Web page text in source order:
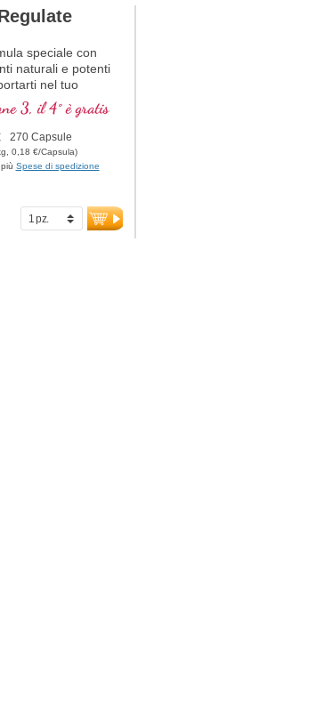
speciale con
naturali e potenti
nel tuo
di perdita di
3, il 4° è gratis
270 Capsule
0,18 €/Capsula)
Spese di spedizione